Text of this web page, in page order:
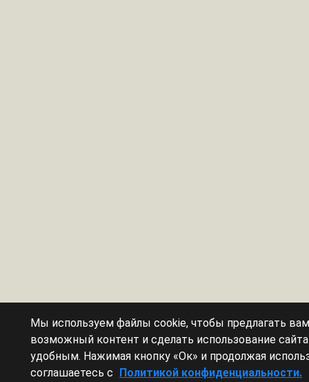
Мы используем файлы cookie, чтобы предлагать
возможный контент и сделать использование
удобным. Нажимая кнопку «Ок» и продолжая
соглашаетесь с Политикой конфиденциальности.